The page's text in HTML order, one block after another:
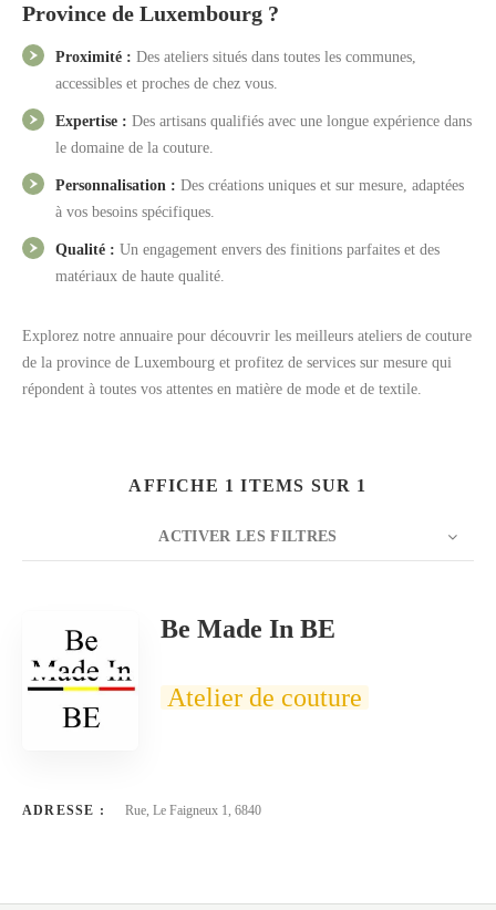
Province de Luxembourg ?
Proximité : Des ateliers situés dans toutes les communes,
accessibles et proches de chez vous.
Expertise : Des artisans qualifiés avec une longue expérience dans
le domaine de la couture.
Personnalisation : Des créations uniques et sur mesure, adaptées
à vos besoins spécifiques.
Qualité : Un engagement envers des finitions parfaites et des
matériaux de haute qualité.
Explorez notre annuaire pour découvrir les meilleurs ateliers de couture
de la province de Luxembourg et profitez de services sur mesure qui
répondent à toutes vos attentes en matière de mode et de textile.
AFFICHE 1 ITEMS SUR 1
ACTIVER LES FILTRES
Be Made In BE
Atelier de couture
ADRESSE : Rue, Le Faigneux 1, 6840